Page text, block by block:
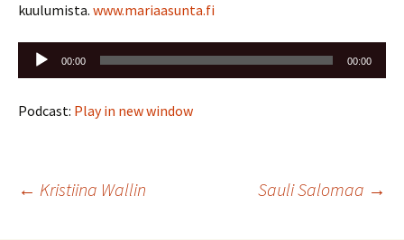
kuulumista. www.mariaasunta.fi
Äänitoistin
00:00 00:00
Podcast: Play in new window
Artikkelien
← Kristiina Wallin Sauli Salomaa →